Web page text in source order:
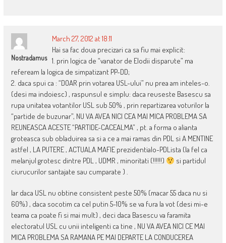
Nostradamus
March 27, 2012 at 18:11
Hai sa fac doua precizari ca sa fiu mai explicit:
1. prin logica de “vanator de Elodii disparute” ma
refeream la logica de simpatizant PP-DD;
2. daca spui ca : “DOAR prin votarea USL-ului” nu prea am inteles-o.
(desi ma indoiesc) , raspunsul e simplu: daca reuseste Basescu sa
rupa unitatea votantilor USL sub 50% , prin repartizarea voturilor la
“partide de buzunar”, NU VA AVEA NICI CEA MAI MICA PROBLEMA SA
REUNEASCA ACESTE “PARTIDE-CACEALMA” , pt. a forma o alianta
groteasca sub obladuirea sa si a ce a mai ramas din PDL si A MENTINE
astfel , LA PUTERE , ACTUALA MAFIE prezidentialo-PDLista (la fel ca
melanjul grotesc dintre PDL , UDMR , minoritati (!!!!!!)
si partidul
ciurucurilor santajate sau cumparate ) .
Iar daca USL nu obtine consistent peste 50% (macar 55 daca nu si
60%) , daca socotim ca cel putin 5-10% se va fura la vot (desi mi-e
teama ca poate fi si mai mult) , deci daca Basescu va faramita
electoratul USL cu unii inteligenti ca tine , NU VA AVEA NICI CE MAI
MICA PROBLEMA SA RAMANA PE MAI DEPARTE LA CONDUCEREA